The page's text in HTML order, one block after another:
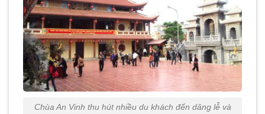
Chùa An Vinh thu hút nhiều du khách đến dâng lễ và